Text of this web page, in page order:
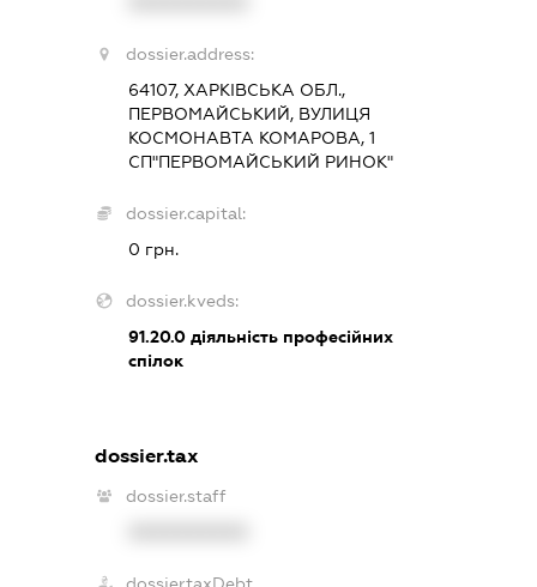
dossier.address:
64107, ХАРКІВСЬКА ОБЛ.,
ПЕРВОМАЙСЬКИЙ, ВУЛИЦЯ
КОСМОНАВТА КОМАРОВА, 1
СП"ПЕРВОМАЙСЬКИЙ РИНОК"
dossier.capital:
0 грн.
dossier.kveds:
91.20.0діяльність професійних
спілок
dossier.tax
dossier.staff